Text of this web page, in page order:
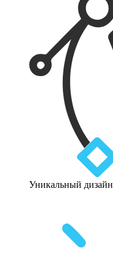
Уникальный дизайн